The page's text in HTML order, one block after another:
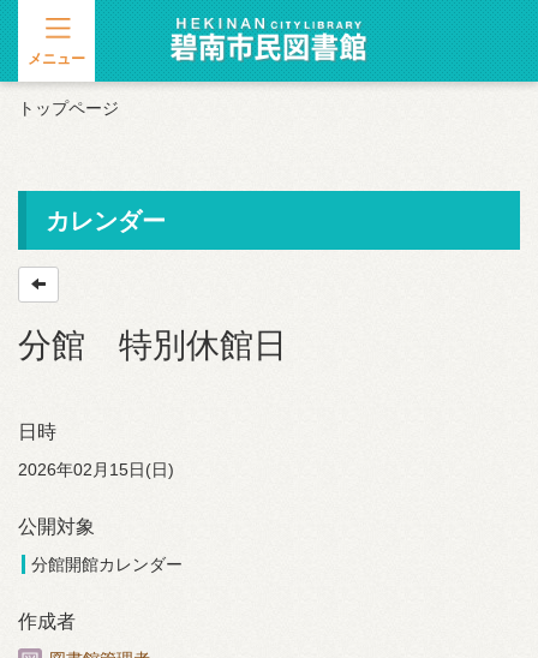
メニュー
トップページ
カレンダー
分館 特別休館日
日時
2026年02月15日(日)
公開対象
分館開館カレンダー
作成者